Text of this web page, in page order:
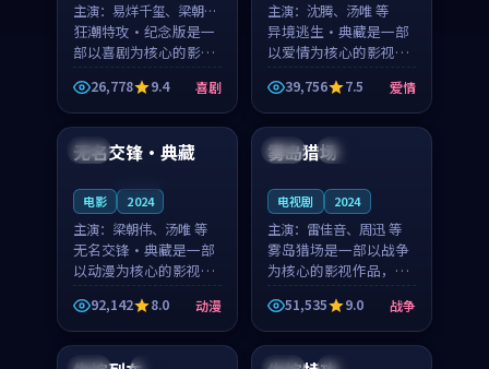
主演： 易烊千玺、梁朝伟
等
狂潮特攻·纪念版是一
部以喜剧为核心的影视
作品，围绕危机、反转
与人物成长展开，整体
节奏紧凑，值得推荐观
看。
26,778 9.4 喜剧
主演： 沈腾、汤唯 等
异境逃生·典藏是一部
以爱情为核心的影视作
品，围绕危机、反转与
人物成长展开，整体节
奏紧凑，值得推荐观
看。
39,756 7.5 爱情
泰国
无名交锋·典藏
电影 2024
主演： 梁朝伟、汤唯 等
无名交锋·典藏是一部
以动漫为核心的影视作
品，围绕危机、反转与
人物成长展开，整体节
奏紧凑，值得推荐观
看。
92,142 8.0 动漫
日本 独播
雾岛猎场
电视剧 2024
主演： 雷佳音、周迅 等
雾岛猎场是一部以战争
为核心的影视作品，围
绕危机、反转与人物成
长展开，整体节奏紧
凑，值得推荐观看。
51,535 9.0 战争